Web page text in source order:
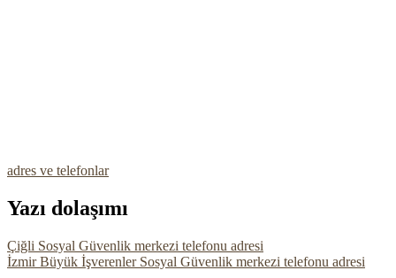
adres ve telefonlar
Yazı dolaşımı
Çiğli Sosyal Güvenlik merkezi telefonu adresi
İzmir Büyük İşverenler Sosyal Güvenlik merkezi telefonu adresi